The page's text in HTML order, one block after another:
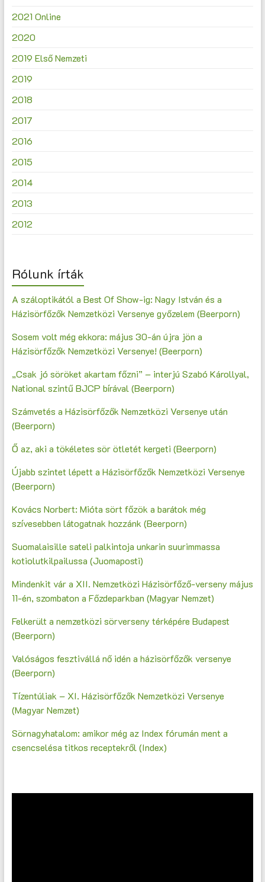
2021 Online
2020
2019 Első Nemzeti
2019
2018
2017
2016
2015
2014
2013
2012
Rólunk írták
A száloptikától a Best Of Show-ig: Nagy István és a
Házisörfőzők Nemzetközi Versenye győzelem (Beerporn)
Sosem volt még ekkora: május 30-án újra jön a
Házisörfőzők Nemzetközi Versenye! (Beerporn)
„Csak jó söröket akartam főzni” – interjú Szabó Károllyal,
National szintű BJCP bírával (Beerporn)
Számvetés a Házisörfőzők Nemzetközi Versenye után
(Beerporn)
Ő az, aki a tökéletes sör ötletét kergeti (Beerporn)
Újabb szintet lépett a Házisörfőzők Nemzetközi Versenye
(Beerporn)
Kovács Norbert: Mióta sört főzök a barátok még
szívesebben látogatnak hozzánk (Beerporn)
Suomalaisille sateli palkintoja unkarin suurimmassa
kotiolutkilpailussa (Juomaposti)
Mindenkit vár a XII. Nemzetközi Házisörfőző-verseny május
11-én, szombaton a Főzdeparkban (Magyar Nemzet)
Felkerült a nemzetközi sörverseny térképére Budapest
(Beerporn)
Valóságos fesztivállá nő idén a házisörfőzők versenye
(Beerporn)
Tízentúliak – XI. Házisörfőzők Nemzetközi Versenye
(Magyar Nemzet)
Sörnagyhatalom: amikor még az Index fórumán ment a
csencselésa titkos receptekről (Index)